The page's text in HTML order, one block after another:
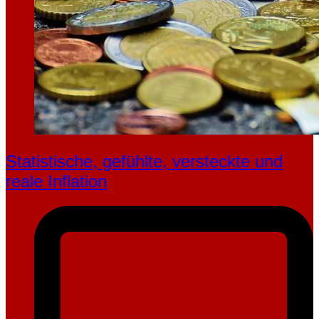
Statistische, gefühlte, ver­steckte und
reale Inflation